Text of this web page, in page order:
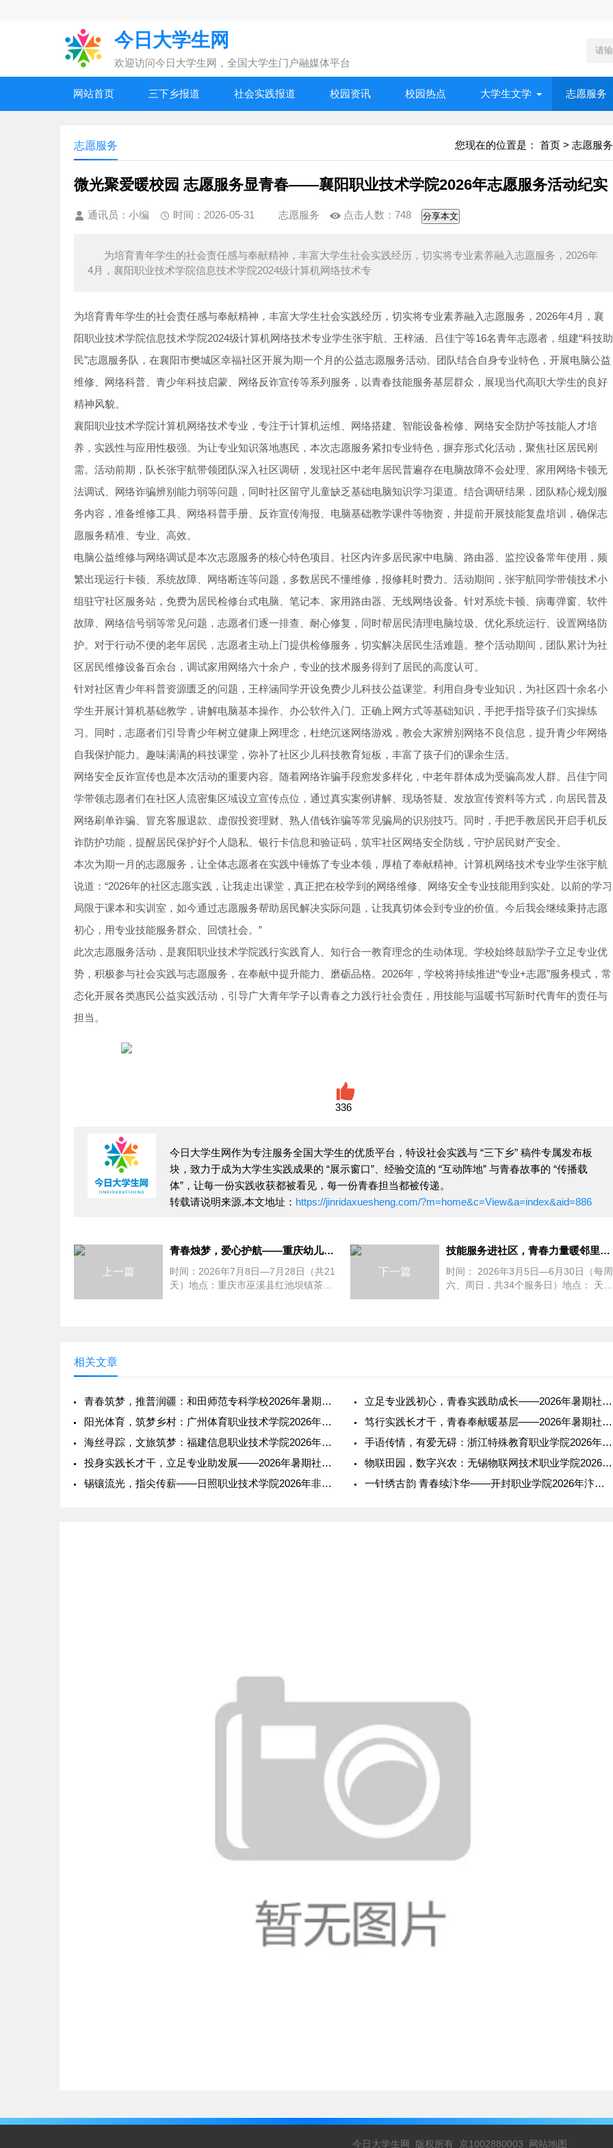
今日大学生网
欢迎访问今日大学生网，全国大学生门户融媒体平台
网站首页 三下乡报道 社会实践报道 校园资讯 校园热点 大学生文学 志愿服务
您现在的位置是： 首页 > 志愿服务
志愿服务
微光聚爱暖校园 志愿服务显青春——襄阳职业技术学院2026年志愿服务活动纪实
通讯员：小编 时间：2026-05-31 志愿服务 点击人数： 748 分享本文
为培育青年学生的社会责任感与奉献精神，丰富大学生社会实践经历，切实将专业素养融入志愿服务，2026年
4月，襄阳职业技术学院信息技术学院2024级计算机网络技术专
为培育青年学生的社会责任感与奉献精神，丰富大学生社会实践经历，切实将专业素养融入志愿服务，2026年4月，襄
阳职业技术学院信息技术学院2024级计算机网络技术专业学生张宇航、王梓涵、吕佳宁等16名青年志愿者，组建“科技助
民”志愿服务队，在襄阳市樊城区幸福社区开展为期一个月的公益志愿服务活动。团队结合自身专业特色，开展电脑公益
维修、网络科普、青少年科技启蒙、网络反诈宣传等系列服务，以青春技能服务基层群众，展现当代高职大学生的良好
精神风貌。
襄阳职业技术学院计算机网络技术专业，专注于计算机运维、网络搭建、智能设备检修、网络安全防护等技能人才培
养，实践性与应用性极强。为让专业知识落地惠民，本次志愿服务紧扣专业特色，摒弃形式化活动，聚焦社区居民刚
需。活动前期，队长张宇航带领团队深入社区调研，发现社区中老年居民普遍存在电脑故障不会处理、家用网络卡顿无
法调试、网络诈骗辨别能力弱等问题，同时社区留守儿童缺乏基础电脑知识学习渠道。结合调研结果，团队精心规划服
务内容，准备维修工具、网络科普手册、反诈宣传海报、电脑基础教学课件等物资，并提前开展技能复盘培训，确保志
愿服务精准、专业、高效。
电脑公益维修与网络调试是本次志愿服务的核心特色项目。社区内许多居民家中电脑、路由器、监控设备常年使用，频
繁出现运行卡顿、系统故障、网络断连等问题，多数居民不懂维修，报修耗时费力。活动期间，张宇航同学带领技术小
组驻守社区服务站，免费为居民检修台式电脑、笔记本、家用路由器、无线网络设备。针对系统卡顿、病毒弹窗、软件
故障、网络信号弱等常见问题，志愿者们逐一排查、耐心修复，同时帮居民清理电脑垃圾、优化系统运行、设置网络防
护。对于行动不便的老年居民，志愿者主动上门提供检修服务，切实解决居民生活难题。整个活动期间，团队累计为社
区居民维修设备百余台，调试家用网络六十余户，专业的技术服务得到了居民的高度认可。
针对社区青少年科普资源匮乏的问题，王梓涵同学开设免费少儿科技公益课堂。利用自身专业知识，为社区四十余名小
学生开展计算机基础教学，讲解电脑基本操作、办公软件入门、正确上网方式等基础知识，手把手指导孩子们实操练
习。同时，志愿者们引导青少年树立健康上网理念，杜绝沉迷网络游戏，教会大家辨别网络不良信息，提升青少年网络
自我保护能力。趣味满满的科技课堂，弥补了社区少儿科技教育短板，丰富了孩子们的课余生活。
网络安全反诈宣传也是本次活动的重要内容。随着网络诈骗手段愈发多样化，中老年群体成为受骗高发人群。吕佳宁同
学带领志愿者们在社区人流密集区域设立宣传点位，通过真实案例讲解、现场答疑、发放宣传资料等方式，向居民普及
网络刷单诈骗、冒充客服退款、虚假投资理财、熟人借钱诈骗等常见骗局的识别技巧。同时，手把手教居民开启手机反
诈防护功能，提醒居民保护好个人隐私、银行卡信息和验证码，筑牢社区网络安全防线，守护居民财产安全。
本次为期一月的志愿服务，让全体志愿者在实践中锤炼了专业本领，厚植了奉献精神。计算机网络技术专业学生张宇航
说道：“2026年的社区志愿实践，让我走出课堂，真正把在校学到的网络维修、网络安全专业技能用到实处。以前的学习
局限于课本和实训室，如今通过志愿服务帮助居民解决实际问题，让我真切体会到专业的价值。今后我会继续秉持志愿
初心，用专业技能服务群众、回馈社会。”
此次志愿服务活动，是襄阳职业技术学院践行实践育人、知行合一教育理念的生动体现。学校始终鼓励学子立足专业优
势，积极参与社会实践与志愿服务，在奉献中提升能力、磨砺品格。2026年，学校将持续推进“专业+志愿”服务模式，常
态化开展各类惠民公益实践活动，引导广大青年学子以青春之力践行社会责任，用技能与温暖书写新时代青年的责任与
担当。
336
今日大学生网作为专注服务全国大学生的优质平台，特设社会实践与 “三下乡” 稿件专属发布板
块，致力于成为大学生实践成果的 “展示窗口”、经验交流的 “互动阵地” 与青春故事的 “传播载
体”，让每一份实践收获都被看见，每一份青春担当都被传递。
转载请说明来源,本文地址： https://jinridaxuesheng.com/?m=home&c=View&a=index&aid=886
上一篇
青春烛梦，爱心护航——重庆幼儿师范高等专科学校学前教育系20
时间：2026年7月8日—7月28日（共21
天）地点：重庆市巫溪县红池坝镇茶山
下一篇
技能服务进社区，青春力量暖邻里——天津职业大学电子信息工程学
时间： 2026年3月5日—6月30日（每周
六、周日，共34个服务日）地点： 天津
相关文章
青春筑梦，推普润疆：和田师范专科学校2026年暑期社会实践纪
立足专业践初心，青春实践助成长——2026年暑期社会实践报告
阳光体育，筑梦乡村：广州体育职业技术学院2026年暑期社会实
笃行实践长才干，青春奉献暖基层——2026年暑期社会实践报告
海丝寻踪，文旅筑梦：福建信息职业技术学院2026年暑期社会实
手语传情，有爱无碍：浙江特殊教育职业学院2026年暑期社会实
投身实践长才干，立足专业助发展——2026年暑期社会实践报告
物联田园，数字兴农：无锡物联网技术职业学院2026年暑期社会
锡镶流光，指尖传薪——日照职业技术学院2026年非遗研学实践
一针绣古韵 青春续汴华——开封职业学院2026年汴绣非遗传承
今日大学生网 版权所有 京1002880003 网站地图